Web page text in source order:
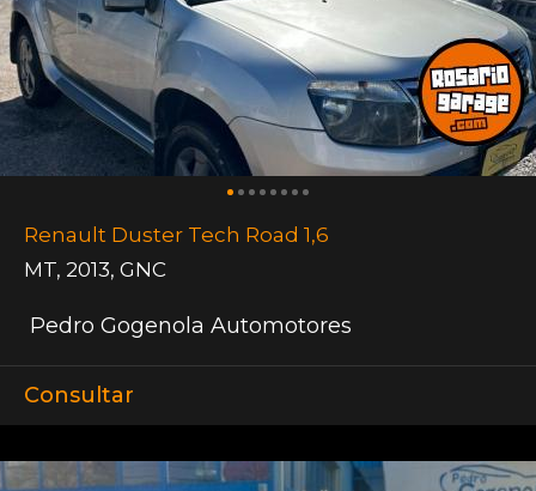
Renault Duster Tech Road 1,6
MT, 2013, GNC
Pedro Gogenola Automotores
Consultar